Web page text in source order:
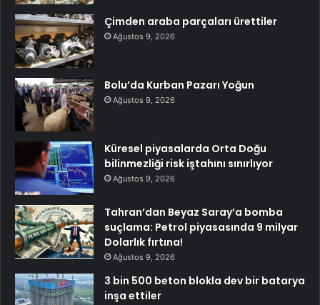
Çimden araba parçaları ürettiler
Ağustos 9, 2026
Bolu’da Kurban Pazarı Yoğun
Ağustos 9, 2026
Küresel piyasalarda Orta Doğu
bilinmezliği risk iştahını sınırlıyor
Ağustos 9, 2026
Tahran’dan Beyaz Saray’a bomba
suçlama: Petrol piyasasında 9 milyar
Dolarlık fırtına!
Ağustos 9, 2026
3 bin 500 beton blokla dev bir batarya
inşa ettiler